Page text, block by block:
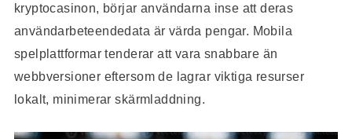
kryptocasinon, börjar användarna inse att deras
användarbeteendedata är värda pengar. Mobila
spelplattformar tenderar att vara snabbare än
webbversioner eftersom de lagrar viktiga resurser
lokalt, minimerar skärmladdning.